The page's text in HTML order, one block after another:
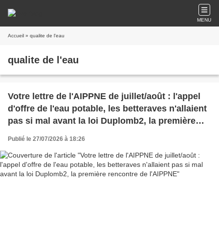
MENU
Accueil » qualite de l'eau
qualite de l'eau
Votre lettre de l'AIPPNE de juillet/août : l'appel
d'offre de l'eau potable, les betteraves n'allaient
pas si mal avant la loi Duplomb2, la première
rencontre de l'AIPPNE
Publié le 27/07/2026 à 18:26